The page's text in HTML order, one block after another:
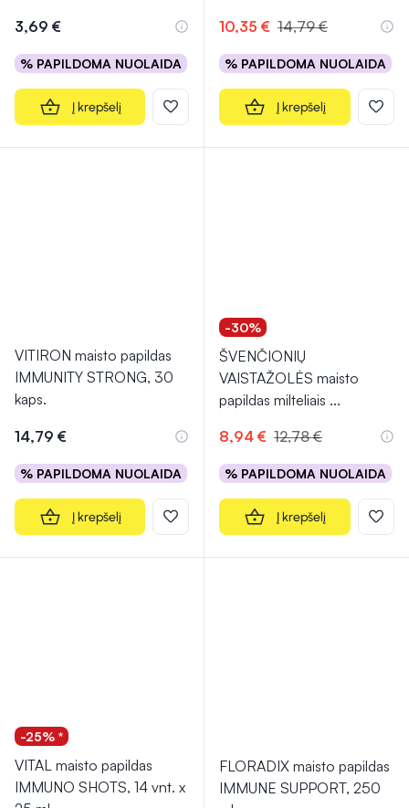
3,69 €
% PAPILDOMA NUOLAIDA
Į krepšelį
10,35 € 14,79 €
% PAPILDOMA NUOLAIDA
Į krepšelį
VITIRON maisto papildas
IMMUNITY STRONG, 30
kaps.
14,79 €
% PAPILDOMA NUOLAIDA
Į krepšelį
-30%
ŠVENČIONIŲ
VAISTAŽOLĖS maisto
papildas milteliais ...
8,94 € 12,78 €
% PAPILDOMA NUOLAIDA
Į krepšelį
-25% *
VITAL maisto papildas
IMMUNO SHOTS, 14 vnt. x
FLORADIX maisto papildas
IMMUNE SUPPORT, 250